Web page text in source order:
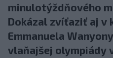
minulotýždňového
Dokázal zvíťaziť aj v
Emmanuela
vlaňajšej olympiády